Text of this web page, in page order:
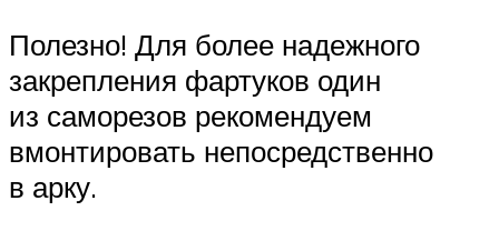
Полезно! Для более надежного
закрепления фартуков один
из саморезов рекомендуем
вмонтировать непосредственно
в арку.